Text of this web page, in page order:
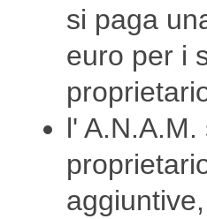
si paga
euro per i
l'